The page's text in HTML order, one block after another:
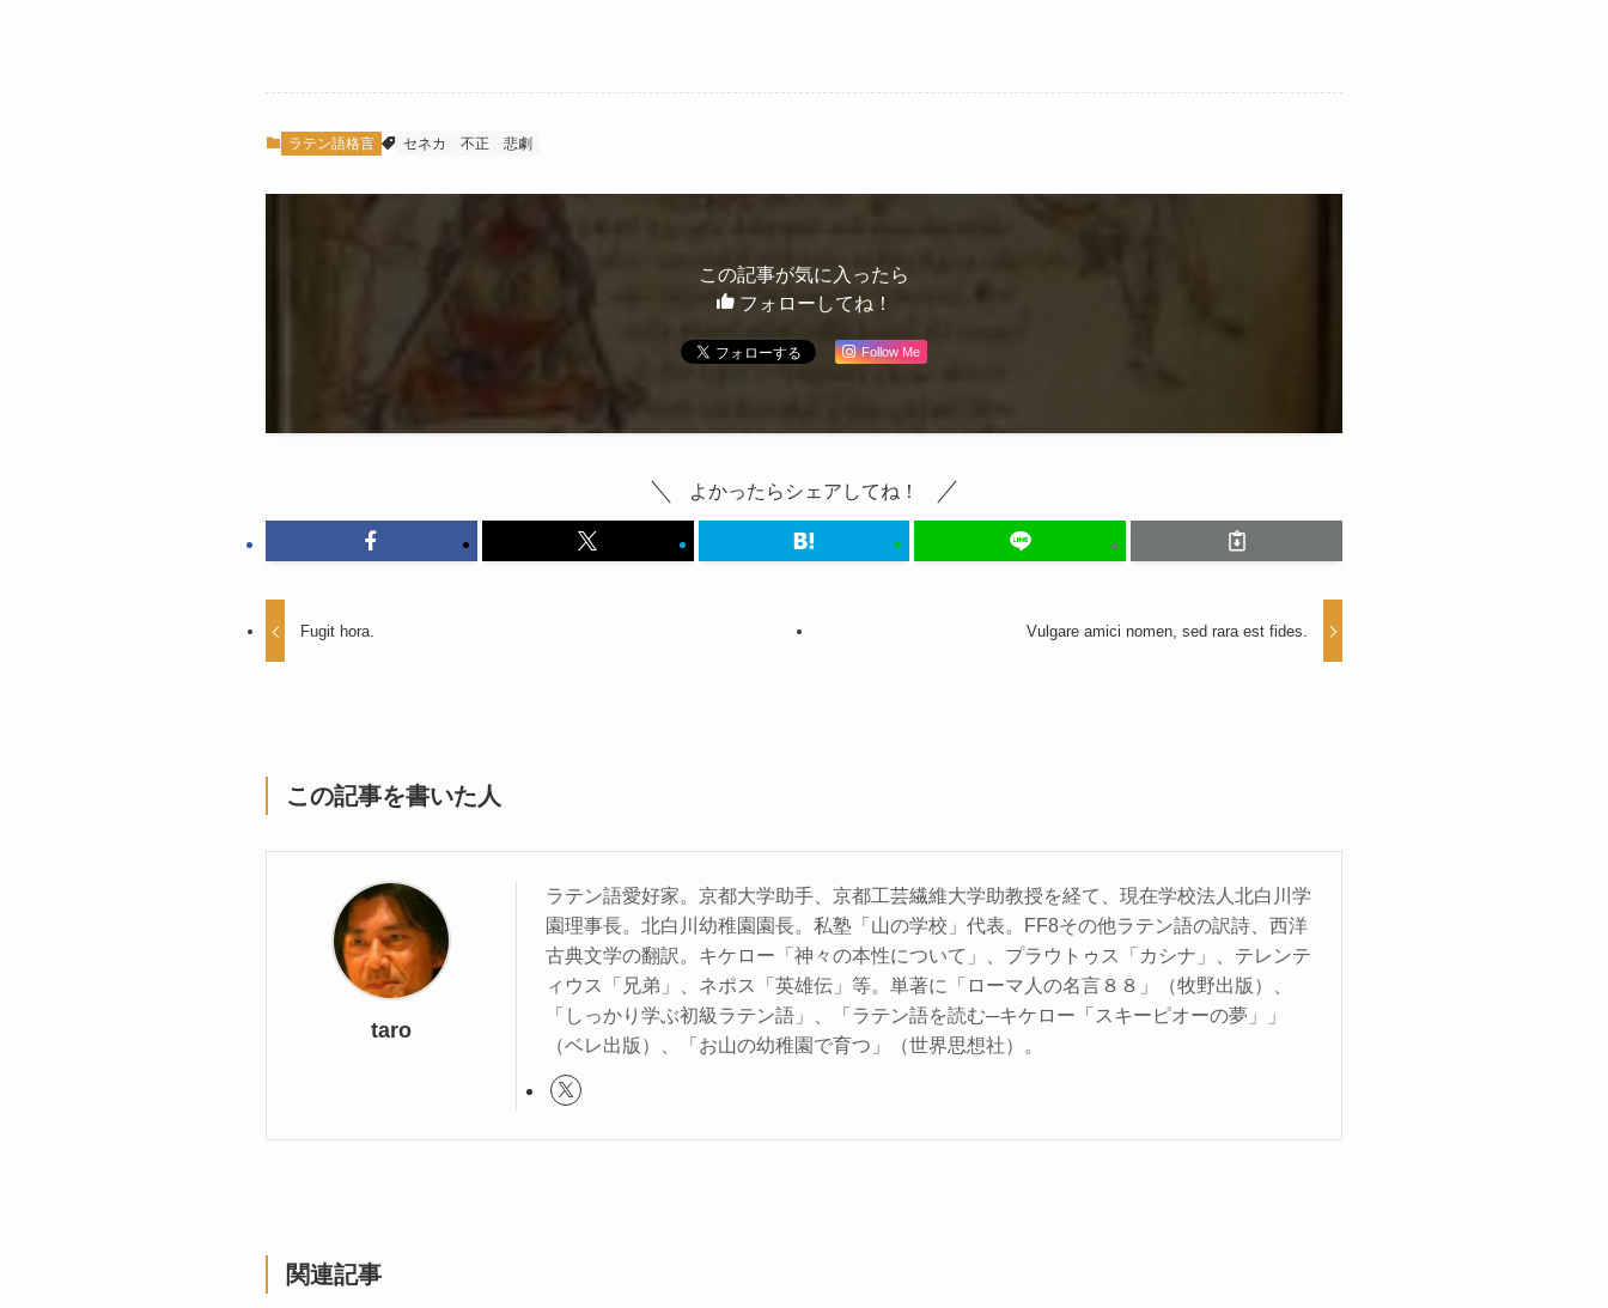
ラテン語格言 セネカ 不正 悲劇
この記事が気に入ったら
フォローしてね！
Follow Me
よかったらシェアしてね！
Fugit hora. Vulgare amici nomen, sed rara est fides.
この記事を書いた人
taro
ラテン語愛好家。京都大学助手、京都工芸繊維大学助教授を経て、現在学校法人北白川学
園理事長。北白川幼稚園園長。私塾「山の学校」代表。FF8その他ラテン語の訳詩、西洋
古典文学の翻訳。キケロー「神々の本性について」、プラウトゥス「カシナ」、テレンテ
ィウス「兄弟」、ネポス「英雄伝」等。単著に「ローマ人の名言８８」（牧野出版）、
「しっかり学ぶ初級ラテン語」、「ラテン語を読む─キケロー「スキーピオーの夢」」
（ベレ出版）、「お山の幼稚園で育つ」（世界思想社）。
関連記事